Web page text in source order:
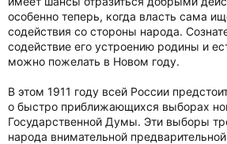
особенно теперь, когда власть сама
содействия со стороны народа.
содействие его устроению родины и
можно пожелать в Новом году.
В этом 1911 году всей России
о быстро приближающихся выборах
Государственной Думы. Эти выборы
народа внимательной